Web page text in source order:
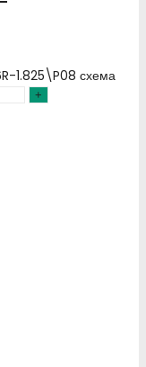
1.825\P08 схема